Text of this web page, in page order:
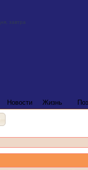
Новости Жизнь